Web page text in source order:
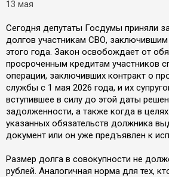
13 мая
Сегодня депутаты Госдумы приняли
долгов участникам СВО,
этого года. Закон освобождает от
просроченным кредитам участников
операции, заключивших контракт о
службы с 1 мая 2026 года, и их
вступившее в силу до этой даты
задолженности, а также когда в
указанных обязательств должника
документ или он уже предъявлен к
Размер долга в совокупности не
рублей. Аналогичная норма для тех,